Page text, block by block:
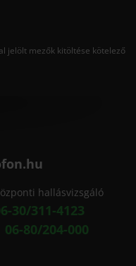
jelölt mezők kitöltése kötelező
hallásvizsgáló
30/311-4123
06-80/204-000